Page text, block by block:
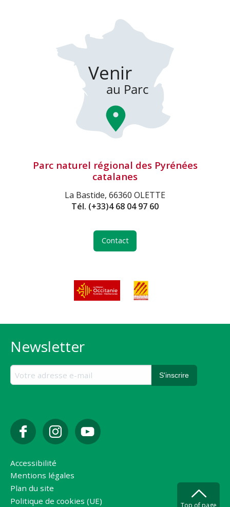
Parc naturel régional des Pyrénées
catalanes
La Bastide, 66360 OLETTE
Tél. (+33)4 68 04 97 60
Contact
Newsletter
Accessibilité
Mentions légales
Plan du site
Politique de cookies (UE)